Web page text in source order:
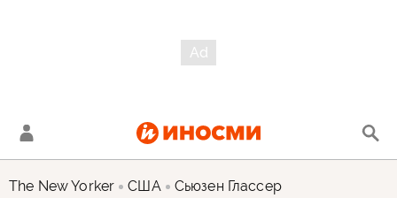
The New Yorker США Сьюзен Глассер